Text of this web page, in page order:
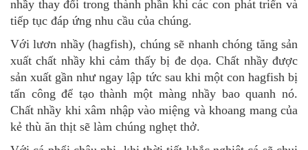
nhầy thay đổi trong thành phần khi các con phát triển và
tiếp tục đáp ứng nhu cầu của chúng.
Với lươn nhầy (hagfish), chúng sẽ nhanh chóng tăng sản
xuất chất nhầy khi cảm thấy bị đe dọa. Chất nhầy được
sản xuất gần như ngay lập tức sau khi một con hagfish bị
tấn công để tạo thành một màng nhầy bao quanh nó.
Chất nhầy khi xâm nhập vào miệng và khoang mang của
kẻ thù ăn thịt sẽ làm chúng nghẹt thở.